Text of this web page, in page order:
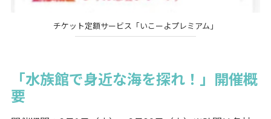
チケット定額サービス「いこーよプレミアム」
「水族館で身近な海を探れ！」開催概
要